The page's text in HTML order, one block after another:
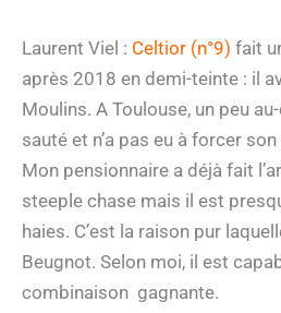
Laurent Viel : Celtior (n°9) fait
après 2018 en demi-teinte : il
Moulins. A Toulouse, un peu
sauté et n’a pas eu à forcer
Mon pensionnaire a déjà fait
steeple chase mais il est
haies. C’est la raison pur
Beugnot. Selon moi, il est
combinaison gagnante.